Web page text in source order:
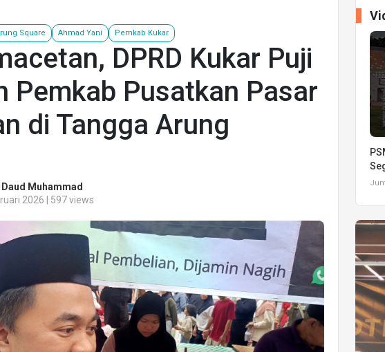
Square Ahmad Yani Pemkab Kukar
DPRD Kukar Puji
Pemkab Pusatkan Pasar
di Tangga Arung
Muhammad
2026 | 597 views